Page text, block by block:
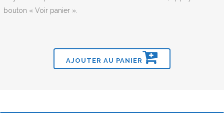
bouton « Voir panier ».
AJOUTER AU PANIER